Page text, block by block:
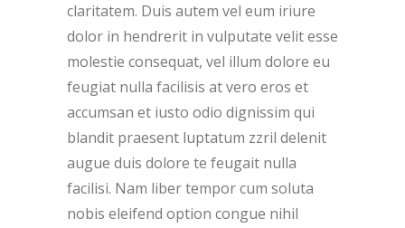
claritatem. Duis autem vel eum iriure
dolor in hendrerit in vulputate velit esse
molestie consequat, vel illum dolore eu
feugiat nulla facilisis at vero eros et
accumsan et iusto odio dignissim qui
blandit praesent luptatum zzril delenit
augue duis dolore te feugait nulla
facilisi. Nam liber tempor cum soluta
nobis eleifend option congue nihil